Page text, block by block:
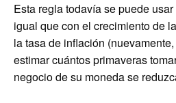
Esta regla todavía se puede
igual que con el crecimiento de
la tasa de inflación
estimar cuántos primaveras
negocio de su moneda se